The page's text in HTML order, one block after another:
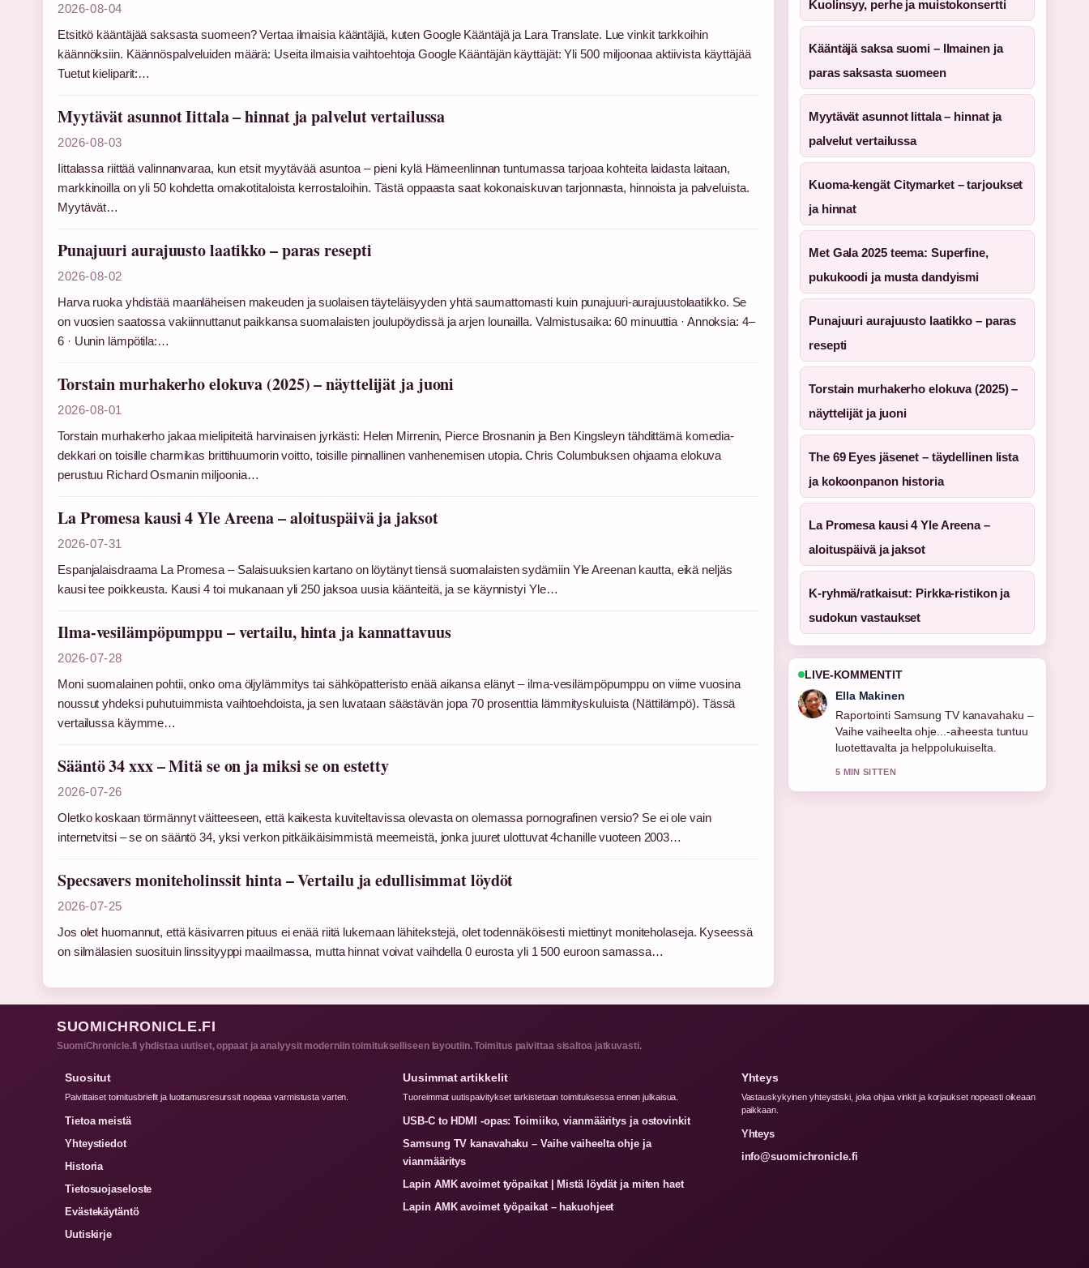
2026-08-04
Etsitkö kääntäjää saksasta suomeen? Vertaa ilmaisia kääntäjiä, kuten Google Kääntäjä ja Lara Translate. Lue vinkit tarkkoihin
käännöksiin. Käännöspalveluiden määrä: Useita ilmaisia vaihtoehtoja Google Kääntäjän käyttäjät: Yli 500 miljoonaa aktiivista käyttäjää
Tuetut kieliparit:…
Myytävät asunnot Iittala – hinnat ja palvelut vertailussa
2026-08-03
Iittalassa riittää valinnanvaraa, kun etsit myytävää asuntoa – pieni kylä Hämeenlinnan tuntumassa tarjoaa kohteita laidasta laitaan,
markkinoilla on yli 50 kohdetta omakotitaloista kerrostaloihin. Tästä oppaasta saat kokonaiskuvan tarjonnasta, hinnoista ja palveluista.
Myytävät…
Punajuuri aurajuusto laatikko – paras resepti
2026-08-02
Harva ruoka yhdistää maanläheisen makeuden ja suolaisen täyteläisyyden yhtä saumattomasti kuin punajuuri-aurajuustolaatikko. Se
on vuosien saatossa vakiinnuttanut paikkansa suomalaisten joulupöydissä ja arjen lounailla. Valmistusaika: 60 minuuttia · Annoksia: 4–
6 · Uunin lämpötila:…
Torstain murhakerho elokuva (2025) – näyttelijät ja juoni
2026-08-01
Torstain murhakerho jakaa mielipiteitä harvinaisen jyrkästi: Helen Mirrenin, Pierce Brosnanin ja Ben Kingsleyn tähdittämä komedia-
dekkari on toisille charmikas brittihuumorin voitto, toisille pinnallinen vanhenemisen utopia. Chris Columbuksen ohjaama elokuva
perustuu Richard Osmanin miljoonia…
La Promesa kausi 4 Yle Areena – aloituspäivä ja jaksot
2026-07-31
Espanjalaisdraama La Promesa – Salaisuuksien kartano on löytänyt tiensä suomalaisten sydämiin Yle Areenan kautta, eikä neljäs
kausi tee poikkeusta. Kausi 4 toi mukanaan yli 250 jaksoa uusia käänteitä, ja se käynnistyi Yle…
Ilma-vesilämpöpumppu – vertailu, hinta ja kannattavuus
2026-07-28
Moni suomalainen pohtii, onko oma öljylämmitys tai sähköpatteristo enää aikansa elänyt – ilma-vesilämpöpumppu on viime vuosina
noussut yhdeksi puhutuimmista vaihtoehdoista, ja sen luvataan säästävän jopa 70 prosenttia lämmityskuluista (Nättilämpö). Tässä
vertailussa käymme…
Sääntö 34 xxx – Mitä se on ja miksi se on estetty
2026-07-26
Oletko koskaan törmännyt väitteeseen, että kaikesta kuviteltavissa olevasta on olemassa pornografinen versio? Se ei ole vain
internetvitsi – se on sääntö 34, yksi verkon pitkäikäisimmistä meemeistä, jonka juuret ulottuvat 4chanille vuoteen 2003…
Specsavers moniteholinssit hinta – Vertailu ja edullisimmat löydöt
2026-07-25
Jos olet huomannut, että käsivarren pituus ei enää riitä lukemaan lähitekstejä, olet todennäköisesti miettinyt moniteholaseja. Kyseessä
on silmälasien suosituin linssityyppi maailmassa, mutta hinnat voivat vaihdella 0 eurosta yli 1 500 euroon samassa…
Kuolinsyy, perhe ja muistokonsertti
Kääntäjä saksa suomi – Ilmainen ja
paras saksasta suomeen
Myytävät asunnot Iittala – hinnat ja
palvelut vertailussa
Kuoma-kengät Citymarket – tarjoukset
ja hinnat
Met Gala 2025 teema: Superfine,
pukukoodi ja musta dandyismi
Punajuuri aurajuusto laatikko – paras
resepti
Torstain murhakerho elokuva (2025) –
näyttelijät ja juoni
The 69 Eyes jäsenet – täydellinen lista
ja kokoonpanon historia
La Promesa kausi 4 Yle Areena –
aloituspäivä ja jaksot
K-ryhmä/ratkaisut: Pirkka-ristikon ja
sudokun vastaukset
LIVE-KOMMENTIT
Ella Makinen
Raportointi Samsung TV kanavahaku –
Vaihe vaiheelta ohje...-aiheesta tuntuu
luotettavalta ja helppolukuiselta.
5 MIN SITTEN
SUOMICHRONICLE.FI
SuomiChronicle.fi yhdistaa uutiset, oppaat ja analyysit moderniin toimitukselliseen layoutiin. Toimitus paivittaa sisaltoa jatkuvasti.
Suositut
Paivittaiset toimitusbriefit ja luottamusresurssit nopeaa varmistusta varten.
Tietoa meistä
Yhteystiedot
Historia
Tietosuojaseloste
Evästekäytäntö
Uutiskirje
Uusimmat artikkelit
Tuoreimmat uutispaivitykset tarkistetaan toimituksessa ennen julkaisua.
USB-C to HDMI -opas: Toimiiko, vianmääritys ja ostovinkit
Samsung TV kanavahaku – Vaihe vaiheelta ohje ja
vianmääritys
Lapin AMK avoimet työpaikat | Mistä löydät ja miten haet
Lapin AMK avoimet työpaikat – hakuohjeet
Yhteys
Vastauskykyinen yhteystiski, joka ohjaa vinkit ja korjaukset nopeasti oikeaan
paikkaan.
Yhteys
info@suomichronicle.fi